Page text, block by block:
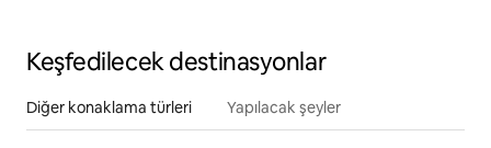
Keşfedilecek destinasyonlar
Diğer konaklama türleri Yapılacak şeyler